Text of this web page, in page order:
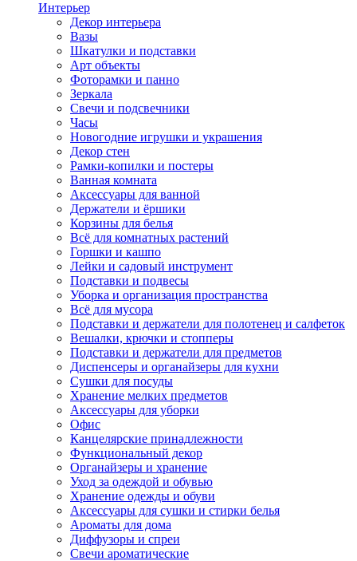
Интерьер
Декор интерьера
Вазы
Шкатулки и подставки
Арт объекты
Фоторамки и панно
Зеркала
Свечи и подсвечники
Часы
Новогодние игрушки и украшения
Декор стен
Рамки-копилки и постеры
Ванная комната
Аксессуары для ванной
Держатели и ёршики
Корзины для белья
Всё для комнатных растений
Горшки и кашпо
Лейки и садовый инструмент
Подставки и подвесы
Уборка и организация пространства
Всё для мусора
Подставки и держатели для полотенец и салфеток
Вешалки, крючки и стопперы
Подставки и держатели для предметов
Диспенсеры и органайзеры для кухни
Сушки для посуды
Хранение мелких предметов
Аксессуары для уборки
Офис
Канцелярские принадлежности
Функциональный декор
Органайзеры и хранение
Уход за одеждой и обувью
Хранение одежды и обуви
Аксессуары для сушки и стирки белья
Ароматы для дома
Диффузоры и спреи
Свечи ароматические